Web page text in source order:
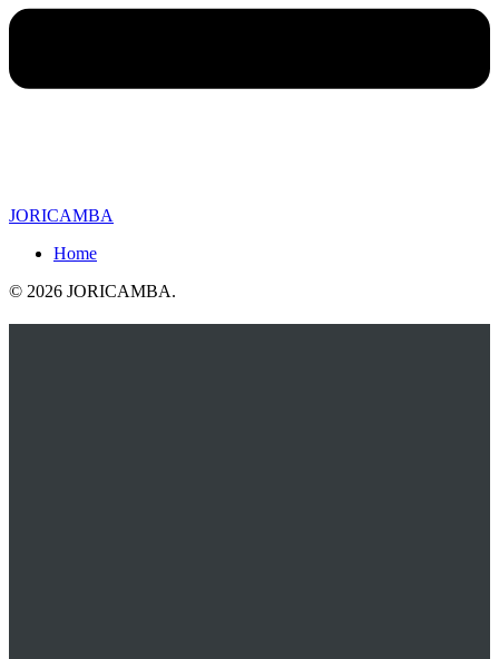
JORICAMBA
Home
© 2026 JORICAMBA.